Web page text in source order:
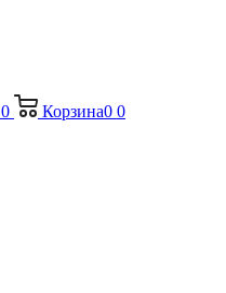
0 Корзина0 0